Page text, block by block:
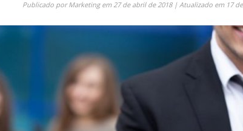
Publicado porMarketingem 27 de abril de 2018| Atualizado em 17